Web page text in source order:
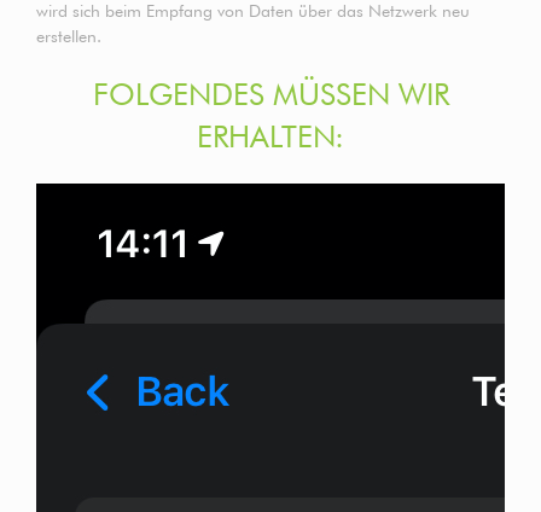
wird sich beim Empfang von Daten über das Netzwerk neu
erstellen.
FOLGENDES MÜSSEN WIR
ERHALTEN: